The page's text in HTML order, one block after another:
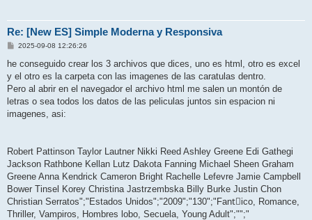
Re: [New ES] Simple Moderna y Responsiva
P
s
2025-09-08 12:26:26
he conseguido crear los 3 archivos que dices, uno es html, otro es excel
y el otro es la carpeta con las imagenes de las caratulas dentro.
Pero al abrir en el navegador el archivo html me salen un montón de
letras o sea todos los datos de las peliculas juntos sin espacion ni
imagenes, asi:
Robert Pattinson Taylor Lautner Nikki Reed Ashley Greene Edi Gathegi
Jackson Rathbone Kellan Lutz Dakota Fanning Michael Sheen Graham
Greene Anna Kendrick Cameron Bright Rachelle Lefevre Jamie Campbell
Bower Tinsel Korey Christina Jastrzembska Billy Burke Justin Chon
Christian Serratos";"Estados Unidos";"2009";"130";"Fant᳴ico, Romance,
Thriller, Vampiros, Hombres lobo, Secuela, Young Adult";"";"